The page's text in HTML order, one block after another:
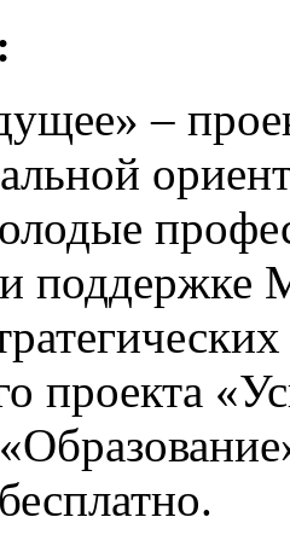
:
–
поддержке
проекта